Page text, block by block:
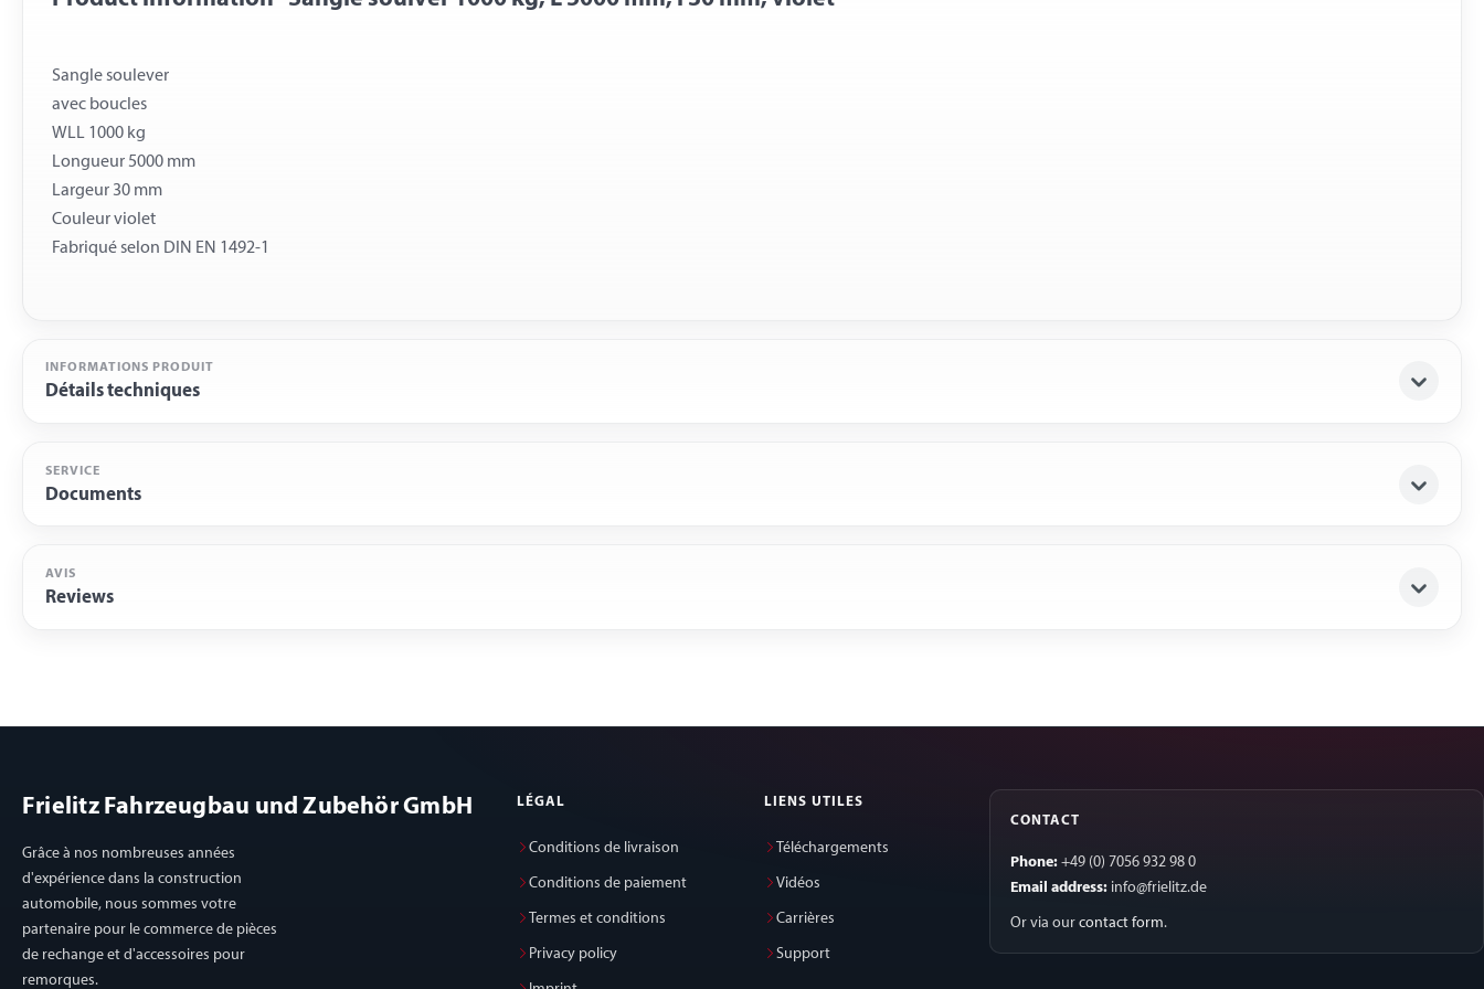
Sangle soulever
avec boucles
WLL 1000 kg
Longueur 5000 mm
Largeur 30 mm
Couleur violet
INFORMATIONS PRODUIT
Détails techniques
SERVICE
Documents
AVIS
Reviews
Frielitz Fahrzeugbau und Zubehör GmbH
Grâce à nos nombreuses années
d'expérience dans la construction
automobile, nous sommes votre
partenaire pour le commerce de pièces
de rechange et d'accessoires pour
remorques.
LÉGAL
Conditions de livraison
Conditions de paiement
Termes et conditions
Privacy policy
LIENS UTILES
Téléchargements
Vidéos
Carrières
Support
CONTACT
Phone: +49 (0) 7056 932 98 0
Email address: info@frielitz.de
Or via our contact form.